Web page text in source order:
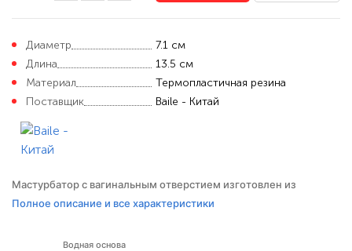
Диаметр
7.1 см
Длина
13.5 см
Материал
Термопластичная резина
Поставщик
Baile - Китай
Мастурбатор с вагинальным отверстием изготовлен из
особенного материала. Особенность заключается в том, что
мастурбатора, материал принимает консистенцию
Полное описание и все характеристики
Водная основа